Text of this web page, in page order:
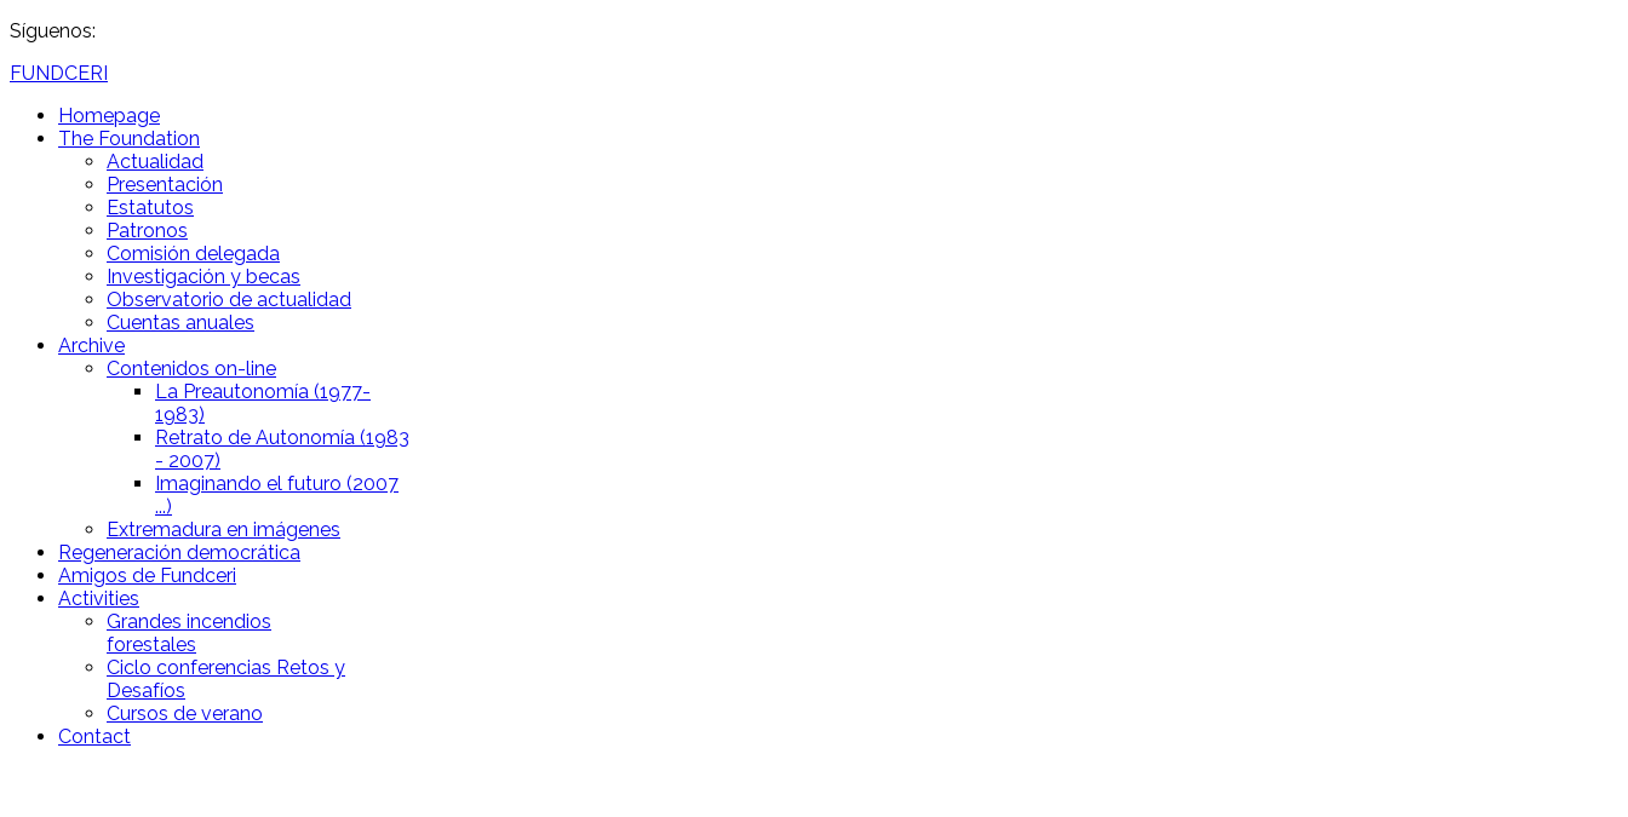
Síguenos:
FUNDCERI
Homepage
The Foundation
Actualidad
Presentación
Estatutos
Patronos
Comisión delegada
Investigación y becas
Observatorio de actualidad
Cuentas anuales
Archive
Contenidos on-line
La Preautonomía (1977-
1983)
Retrato de Autonomía (1983
- 2007)
Imaginando el futuro (2007
...)
Extremadura en imágenes
Regeneración democrática
Amigos de Fundceri
Activities
Grandes incendios
forestales
Ciclo conferencias Retos y
Desafíos
Cursos de verano
Contact